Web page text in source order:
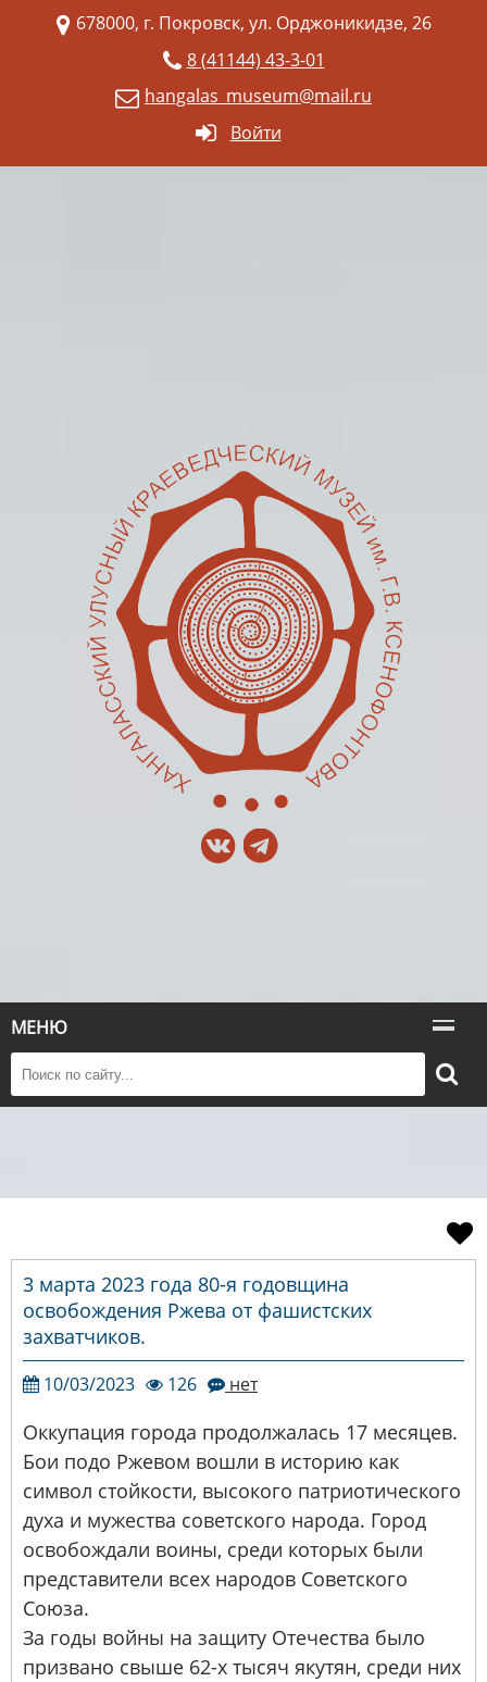
678000, г. Покровск, ул. Орджоникидзе, 26
8 (41144) 43-3-01
hangalas_museum@mail.ru
Войти
МЕНЮ
3 марта 2023 года 80-я годовщина
освобождения Ржева от фашистских
захватчиков.
10/03/2023 126 нет
Оккупация города продолжалась 17 месяцев.
Бои подо Ржевом вошли в историю как
символ стойкости, высокого патриотического
духа и мужества советского народа. Город
освобождали воины, среди которых были
представители всех народов Советского
Союза.
За годы войны на защиту Отечества было
призвано свыше 62-х тысяч якутян, среди них